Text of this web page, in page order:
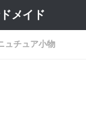
メイド
ュチュア小物